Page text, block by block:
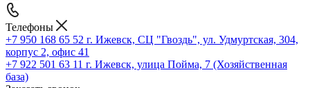
Телефоны
+7 950 168 65 52 г. Ижевск, СЦ "Гвоздь", ул. Удмуртская, 304,
корпус 2, офис 41
+7 922 501 63 11 г. Ижевск, улица Пойма, 7 (Хозяйственная
база)